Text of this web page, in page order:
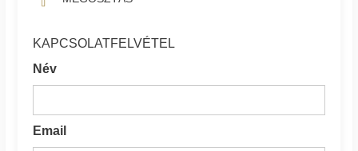
KAPCSOLATFELVÉTEL
Név
Email